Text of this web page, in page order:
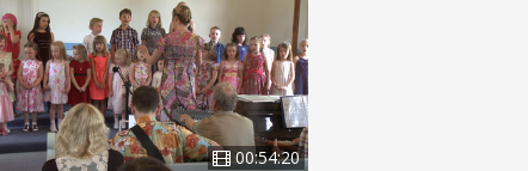
00:54:20